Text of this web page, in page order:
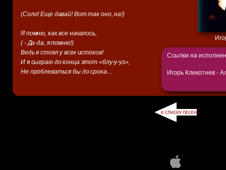
(Соло! Еще давай! Вот так оно, на!)
Я помню, как все началось,
( - Да-да, я помню!)
Ведь я стоял у всех истоков!
И я сыграю до конца этот «блу-у-уз»,
Не проблеваться бы до срока…
Ссылки на
Игорь Клекотнев -